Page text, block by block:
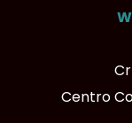
Centro